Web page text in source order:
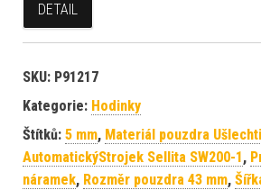
DETAIL
SKU: P91217
Kategorie: Hodinky
Štítků: 5 mm, Materiál pouzdra
AutomatickýStrojek Sellita SW200-1 ,
náramek, Rozměr pouzdra 43 mm,